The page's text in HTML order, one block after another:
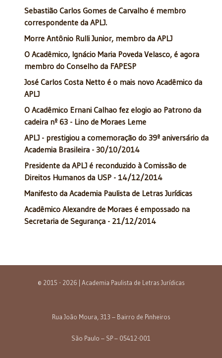
Sebastião Carlos Gomes de Carvalho é membro
correspondente da APLJ.
Morre Antônio Rulli Junior, membro da APLJ
O Acadêmico, Ignácio Maria Poveda Velasco, é agora
membro do Conselho da FAPESP
José Carlos Costa Netto é o mais novo Acadêmico da
APLJ
O Acadêmico Ernani Calhao fez elogio ao Patrono da
cadeira nº 63 - Lino de Moraes Leme
APLJ - prestigiou a comemoração do 39º aniversário da
Academia Brasileira - 30/10/2014
Presidente da APLJ é reconduzido à Comissão de
Direitos Humanos da USP - 14/12/2014
Manifesto da Academia Paulista de Letras Jurídicas
Acadêmico Alexandre de Moraes é empossado na
Secretaria de Segurança - 21/12/2014
© 2015 - 2026 | Academia Paulista de Letras Jurídicas
Rua João Moura, 313 – Bairro de Pinheiros
São Paulo – SP – 05412-001